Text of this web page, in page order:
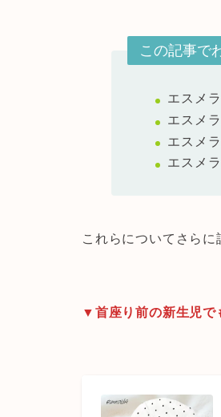
この記事で
エスメ
エスメ
エスメ
エスメ
これらについてさらに
▼首座り前の新生児で